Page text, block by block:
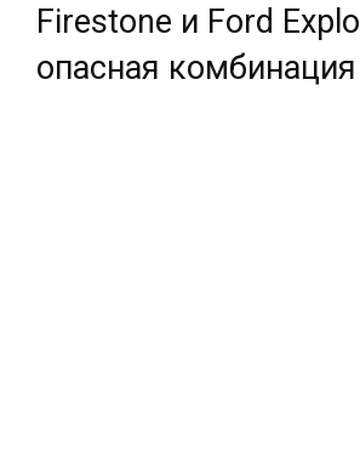
Firestone и Ford
опасная комбинация